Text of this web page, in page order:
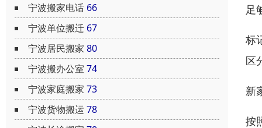
宁波搬家电话 66
宁波单位搬迁 67
宁波居民搬家 80
宁波搬办公室 74
宁波家庭搬家 73
宁波货物搬运 78
足
标
区
新
按